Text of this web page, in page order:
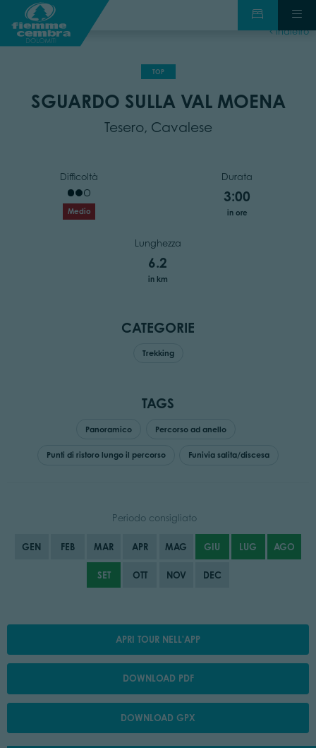
indietro
TOP
SGUARDO SULLA VAL MOENA
Tesero, Cavalese
Difficoltà
Medio
Durata
3:00
in ore
Lunghezza
6.2
in km
CATEGORIE
Trekking
TAGS
Panoramico Percorso ad anello
Punti di ristoro lungo il percorso Funivia salita/discesa
Periodo consigliato
GEN FEB MAR APR MAG GIU LUG AGO
SET OTT NOV DEC
APRI TOUR NELL'APP
DOWNLOAD PDF
DOWNLOAD GPX